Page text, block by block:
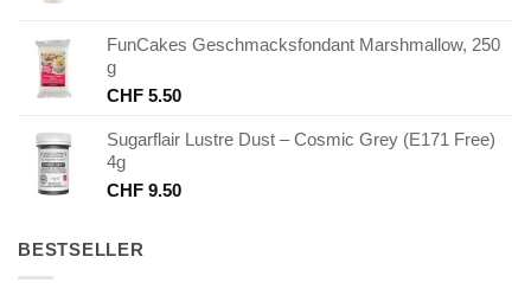
FunCakes Geschmacksfondant Marshmallow, 250
g
CHF 5.50
Sugarflair Lustre Dust – Cosmic Grey (E171 Free)
4g
CHF 9.50
BESTSELLER